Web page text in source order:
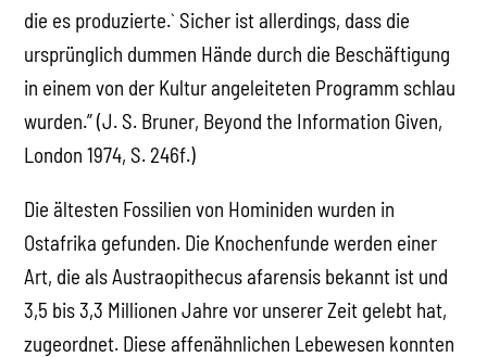
die es produzierte.` Sicher ist allerdings, dass die
ursprünglich dummen Hände durch die Beschäftigung
in einem von der Kultur angeleiteten Programm schlau
wurden.” (J. S. Bruner, Beyond the Information Given,
London 1974, S. 246f.)
Die ältesten Fossilien von Hominiden wurden in
Ostafrika gefunden. Die Knochenfunde werden einer
Art, die als Austraopithecus afarensis bekannt ist und
3,5 bis 3,3 Millionen Jahre vor unserer Zeit gelebt hat,
zugeordnet. Diese affenähnlichen Lebewesen konnten